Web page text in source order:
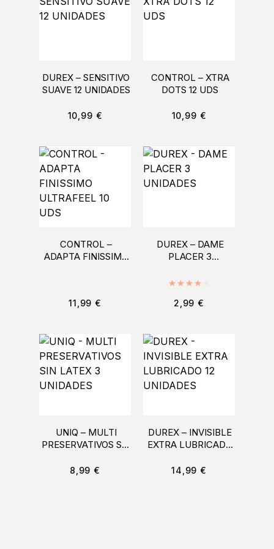
DUREX – SENSITIVO
SUAVE 12 UNIDADES
10,99 €
CONTROL – XTRA
DOTS 12 UDS
10,99 €
CONTROL –
ADAPTA FINISSIMO
11,99 €
DUREX – DAME
PLACER 3
2,99 €
UNIQ – MULTI
PRESERVATIVOS SIN
8,99 €
DUREX – INVISIBLE
EXTRA LUBRICADO
14,99 €